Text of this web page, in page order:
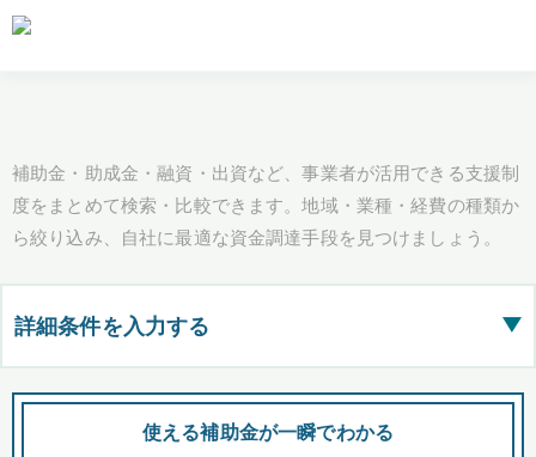
補助金・助成金・融資・出資など、事業者が活用できる支援制
度をまとめて検索・比較できます。地域・業種・経費の種類か
ら絞り込み、自社に最適な資金調達手段を見つけましょう。
詳細条件を入力する ▶
都道府県
使える補助金が一瞬でわかる